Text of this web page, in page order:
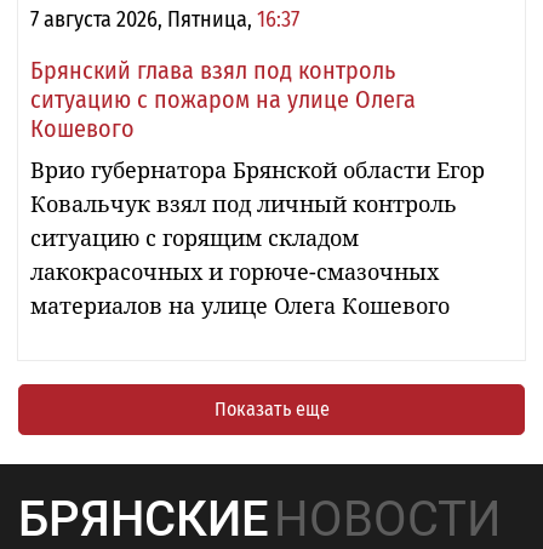
7 августа 2026, Пятница, 16:37
Брянский глава взял под контроль
ситуацию с пожаром на улице Олега
Кошевого
Врио губернатора Брянской области Егор
Ковальчук взял под личный контроль
ситуацию с горящим складом
лакокрасочных и горюче-смазочных
материалов на улице Олега Кошевого
Показать еще
БРЯНСКИЕНОВОСТИ